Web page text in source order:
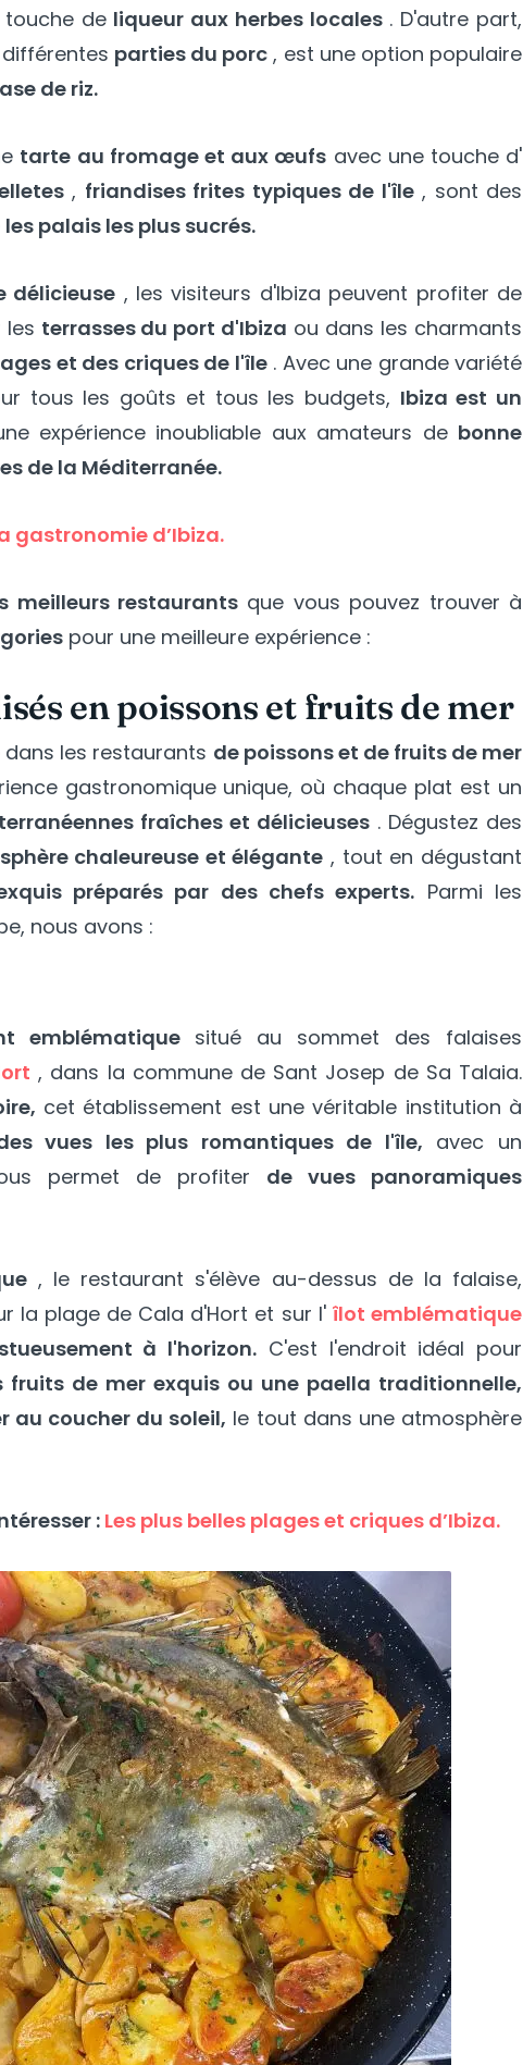
de liqueur aux herbes locales. D'autre part,
parties du porc , est une option populaire
de riz.
tarte au fromage et aux œufs avec une touche d'
, friandises frites typiques de l'île, sont des
les palais les plus sucrés.
délicieuse , les visiteurs d'Ibiza peuvent profiter de
terrasses du port d'Ibiza ou dans les charmants
et des criques de l'île. Avec une grande variété
tous les goûts et tous les budgets, Ibiza est un
expérience inoubliable aux amateurs de bonne
de la Méditerranée.
gastronomie d’Ibiza.
meilleurs restaurants que vous pouvez trouver à
pour une meilleure expérience :
en poissons et fruits de mer
dans les restaurants de poissons et de fruits de mer
gastronomique unique, où chaque plat est un
fraîches et délicieuses . Dégustez des
chaleureuse et élégante , tout en dégustant
préparés par des chefs experts. Parmi les
nous avons :
emblématiquesitué au sommet des falaises
, dans la commune de Sant Josep de Sa Talaia.
cet établissement est une véritable institution à
vues les plus romantiques de l'île, avec un
permet de profiter de vues panoramiques
, le restaurant s'élève au-dessus de la falaise,
la plage de Cala d'Hort et sur l' îlot emblématique
à l'horizon. C'est l'endroit idéal pour
fruits de mer exquis ou une paella traditionnelle,
au coucher du soleil, le tout dans une atmosphère
: Les plus belles plages et criques d’Ibiza.